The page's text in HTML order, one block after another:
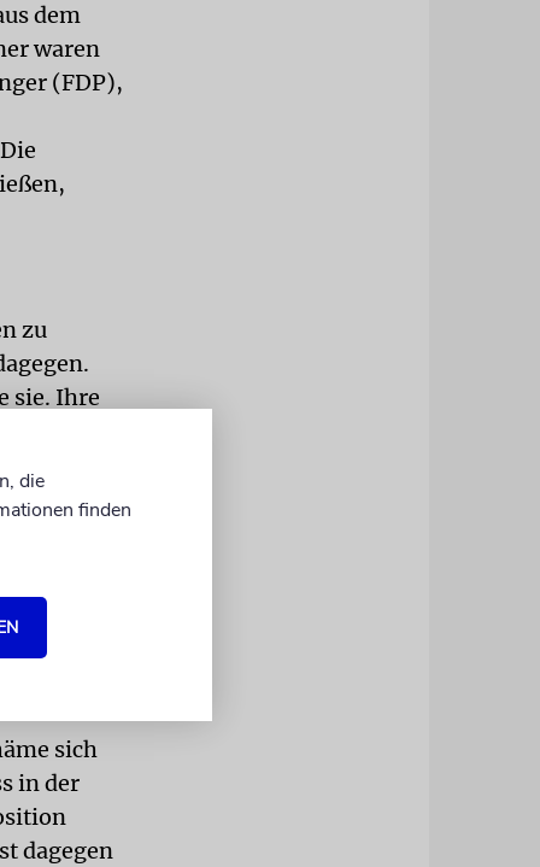
dem
waren
(FDP),
zu
sie. Ihre
seien
unsere
die
sich
in der
dagegen
die
finden